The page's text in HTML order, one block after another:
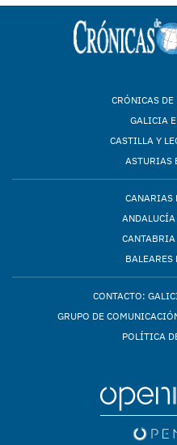
CRÓNICAS
GALICIA
CASTILLA Y
ASTURIAS
CANARIAS
ANDALUCÍA
CANTABRIA
BALEARES
CONTACTO:
GRUPO DE
POLÍTICA